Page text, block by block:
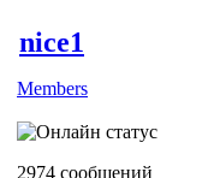
nice1
Members
2974 сообщений